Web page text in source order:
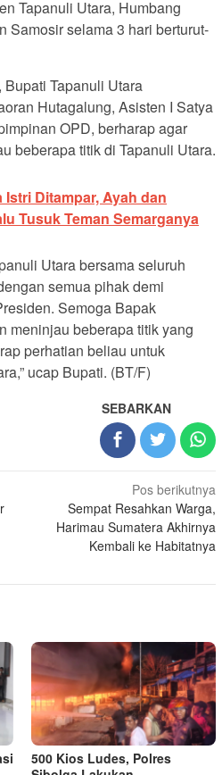
Tapanuli Utara, Humbang
Samosir selama 3 hari berturut-
Tapanuli Utara
Hutagalung, Asisten I Satya
OPD, berharap agar
beberapa titik di Tapanuli Utara.
Istri Ditampar, Ayah dan
Tusuk Teman Semarganya
Utara bersama seluruh
semua pihak demi
Semoga Bapak
meninjau beberapa titik yang
perhatian beliau untuk
ucap Bupati. (BT/F)
SEBARKAN
Pos berikutnya
Sempat Resahkan Warga,
Harimau Sumatera Akhirnya
Kembali ke Habitatnya
500 Kios Ludes, Polres